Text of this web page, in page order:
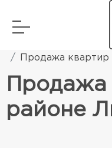
Элитная
Продажа
Продажа
районе